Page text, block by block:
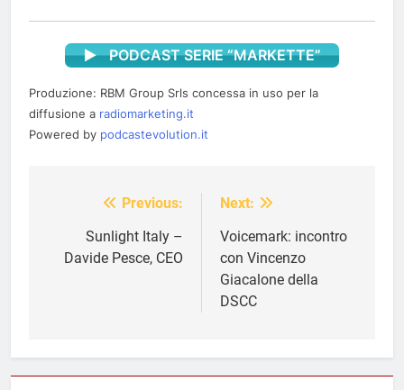
PODCAST SERIE “MARKETTE”
Produzione: RBM Group Srls concessa in uso per la
diffusione a radiomarketing.it
Powered by podcastevolution.it
Navigazione
articoli
Previous:
Sunlight Italy –
Davide Pesce, CEO
Next:
Voicemark: incontro
con Vincenzo
Giacalone della
DSCC